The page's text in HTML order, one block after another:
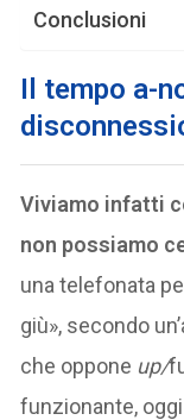
Conclusioni
Il tempo a-
Viviamo infatti
non possiamo
una telefonata
giù», secondo
che oppone up/
funzionante,